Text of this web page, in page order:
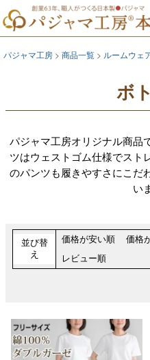
パジャマ工房 商品一覧 ルームウェ
ボ
パジャマ工房オリジナル商品
ツはウェストゴム仕様でスト
のパンツも履きやすさにこだ
い
並び替
え
価格が安い順 価格
レビュー順